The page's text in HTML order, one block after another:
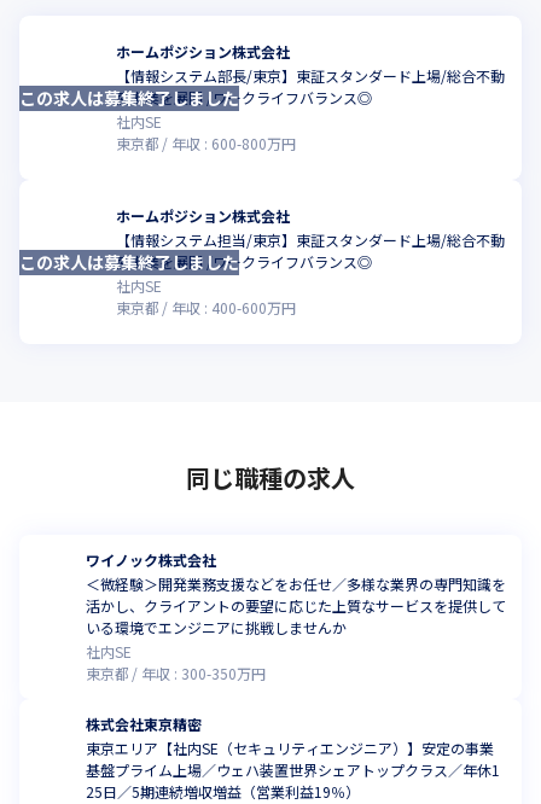
ホームポジション株式会社
【情報システム部長/東京】東証スタンダード上場/総合不動
産事業を展開 /ワークライフバランス◎
社内SE
東京都
年収 : 600-800万円
この求人は募集終了しました
ホームポジション株式会社
【情報システム担当/東京】東証スタンダード上場/総合不動
産事業を展開 /ワークライフバランス◎
社内SE
東京都
年収 : 400-600万円
この求人は募集終了しました
同じ職種の求人
ワイノック株式会社
＜微経験＞開発業務支援などをお任せ／多様な業界の専門知識を
活かし、クライアントの要望に応じた上質なサービスを提供して
いる環境でエンジニアに挑戦しませんか
社内SE
東京都
年収 : 300-350万円
株式会社東京精密
東京エリア【社内SE（セキュリティエンジニア）】安定の事業
基盤プライム上場／ウェハ装置世界シェアトップクラス／年休1
25日／5期連続増収増益（営業利益19％）